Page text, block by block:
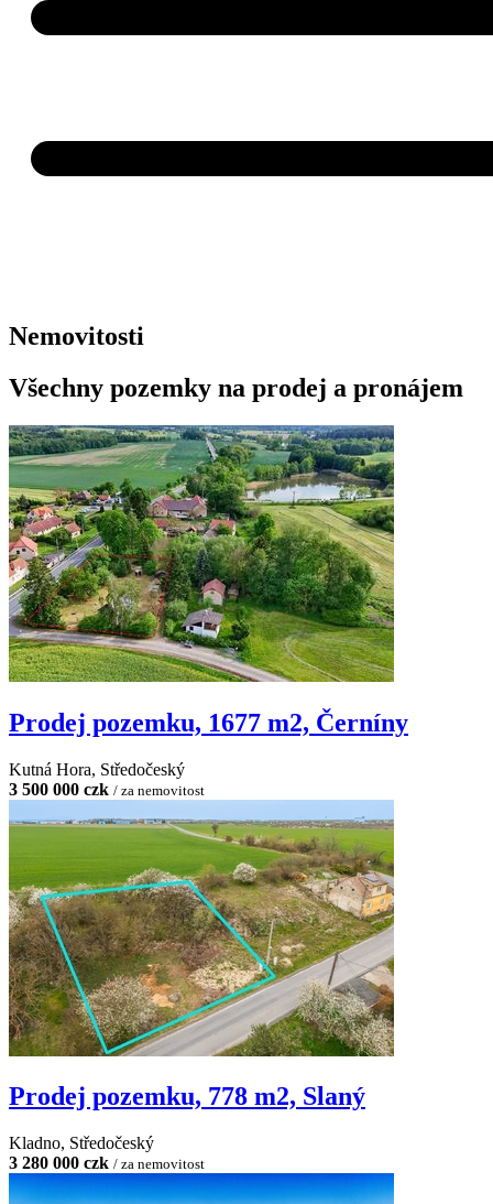
Nemovitosti
Všechny pozemky na prodej a pronájem
Prodej pozemku, 1677 m2, Černíny
Kutná Hora, Středočeský
3 500 000 czk / za nemovitost
Prodej pozemku, 778 m2, Slaný
Kladno, Středočeský
3 280 000 czk / za nemovitost